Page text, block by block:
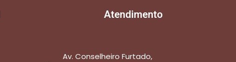
Atendimento
Av. Conselheiro Furtado,